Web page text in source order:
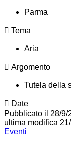
Parma
Tema
Aria
Argomento
Tutela della
Date
Pubblicato il 28/9/
ultima modifica
Eventi